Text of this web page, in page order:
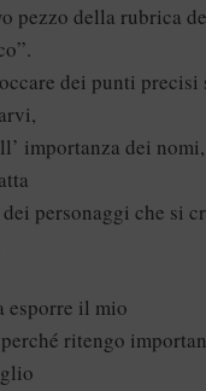
pezzo della rubrica
dei punti
importanza dei
personaggi che si
esporre il mio
ritengo